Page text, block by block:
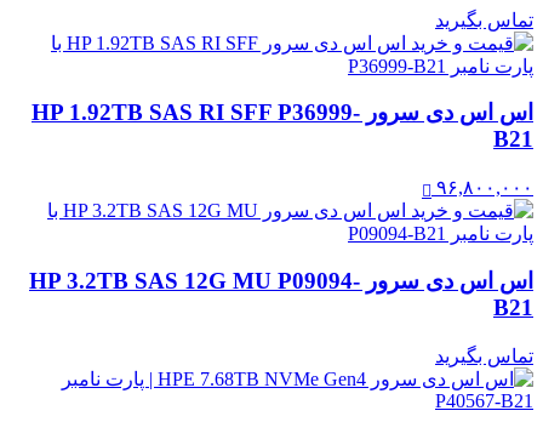
تماس بگیرید
اس اس دی سرور HP 1.92TB SAS RI SFF P36999-
B21
۹۶,۸۰۰,۰۰۰
اس اس دی سرور HP 3.2TB SAS 12G MU P09094-
B21
تماس بگیرید